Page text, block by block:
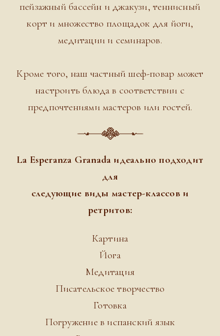
пейзажный бассейн и джакузи, теннисный
корт и множество площадок для йоги,
медитации и семинаров.
Кроме того, наш частный шеф-повар может
настроить блюда в соответствии с
предпочтениями мастеров или гостей.
La Esperanza Granada идеально подходит
для
следующие виды мастер-классов и
ретритов:
Картина
Йога
Медитация
Писательское творчество
Готовка
Погружение в испанский язык